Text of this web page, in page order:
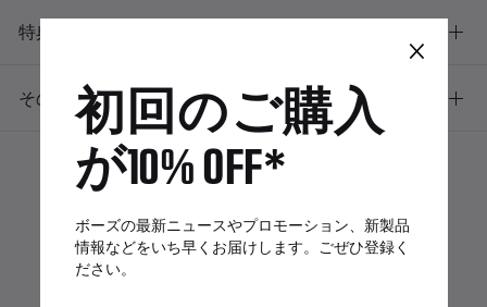
特典
その他のリンク
プリ
App
×
初回のご購入
が10% OFF*
ボーズの最新ニュースやプロモーション、新製品
情報などをいち早くお届けします。ごぜひ登録く
ださい。